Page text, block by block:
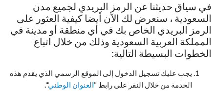
في سياق حديثنا عن الرمز البريدي لجميع مدن
السعودية ، سنعرض لك الآن أيضا كيفية العثور على
الرمز البريدي الخاص بك في أي منطقة أو مدينة في
المملكة العربية السعودية وذلك من خلال اتباع
الخطوات البسيطة التالية:
يجب عليك تسجيل الدخول إلى الموقع الرسمي الذي يقدم هذه
الخدمة من خلال النقر على رابط “العنوان الوطني“.